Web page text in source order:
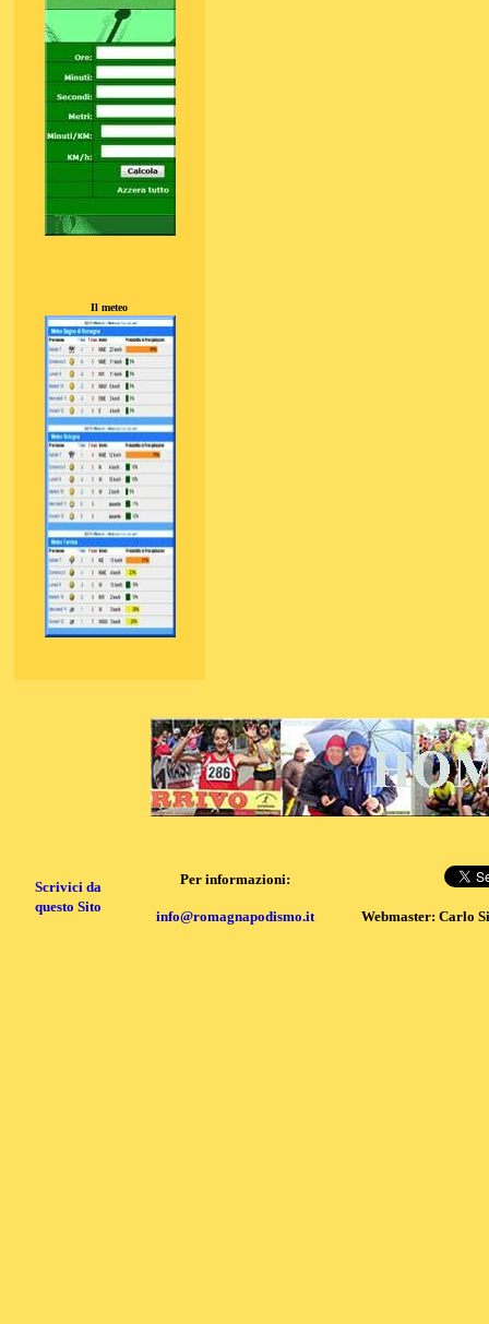
Il meteo
Scrivici da
questo Sito
Per informazioni:
info@romagnapodismo.it Webmaster: Carlo